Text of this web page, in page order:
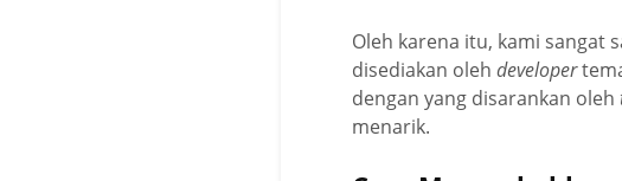
Oleh karena itu, kami sangat
disediakan oleh developer
dengan yang disarankan oleh
menarik.